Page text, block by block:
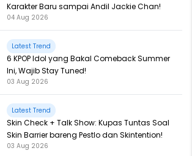
Karakter Baru sampai Andil Jackie Chan!
04 Aug 2026
Latest Trend
6 KPOP Idol yang Bakal Comeback Summer
Ini, Wajib Stay Tuned!
03 Aug 2026
Latest Trend
Skin Check + Talk Show: Kupas Tuntas Soal
Skin Barrier bareng Pestlo dan Skintention!
03 Aug 2026